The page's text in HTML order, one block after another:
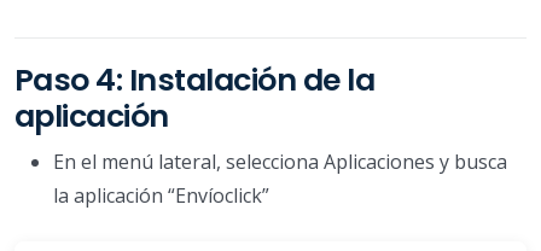
Paso 4: Instalación de la
aplicación
En el menú lateral, selecciona Aplicaciones y busca
la aplicación “Envíoclick”